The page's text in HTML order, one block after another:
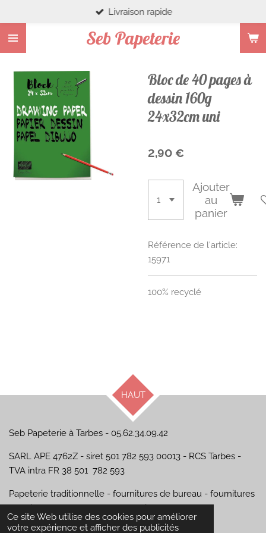
Ce site Web utilise des cookies pour améliorer
votre expérience et afficher des publicités
au
contenu
principal
Seb Papeterie
Livraison rapide
Bloc de 40 pages à
dessin 160g
24x32cm uni
2,90 €
Ajouter
au
panier
Référence de l'article:
15971
100% recyclé
HAUT
Seb Papeterie à Tarbes - 05.62.34.09.42
SARL APE 4762Z - siret 501 782 593 00013 - RCS Tarbes -
TVA intra FR 38 501 782 593
Papeterie traditionnelle - fournitures de bureau - fournitures
scolaires - beaux arts - arts graphiques
© 2024 - 2026 Seb Papeterie